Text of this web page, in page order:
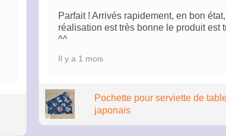
Parfait ! Arrivés rapidement, en bon
réalisation est très bonne le produit est
^^
Il y a 1 mois
Pochette pour serviette de
japonais